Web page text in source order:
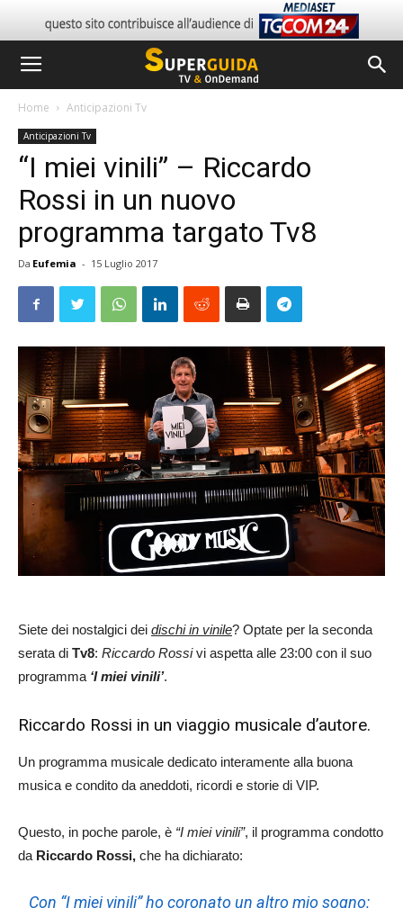
Home Anticipazioni Tv
Anticipazioni Tv
“I miei vinili” – Riccardo
Rossi in un nuovo
programma targato Tv8
Da Eufemia - 15 Luglio 2017
Siete dei nostalgici dei dischi in vinile? Optate per la seconda
serata di Tv8: Riccardo Rossivi aspetta alle 23:00 con il suo
programma ‘I miei vinili’.
Riccardo Rossi in un viaggio musicale d’autore.
Un programma musicale dedicato interamente alla buona
musica e condito da aneddoti, ricordi e storie di VIP.
Questo, in poche parole, è “I miei vinili”, il programma condotto
da Riccardo Rossi, che ha dichiarato:
Con “I miei vinili” ho coronato un altro mio sogno: